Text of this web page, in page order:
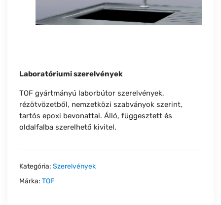
Laboratóriumi szerelvények
TOF gyártmányú laborbútor szerelvények,
rézötvözetből, nemzetközi szabványok szerint,
tartós epoxi bevonattal. Álló, függesztett és
oldalfalba szerelhető kivitel.
Kategória: Szerelvények
Márka: TOF